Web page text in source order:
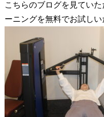
こちらのブログを見てい
ーニングを無料でお試しい